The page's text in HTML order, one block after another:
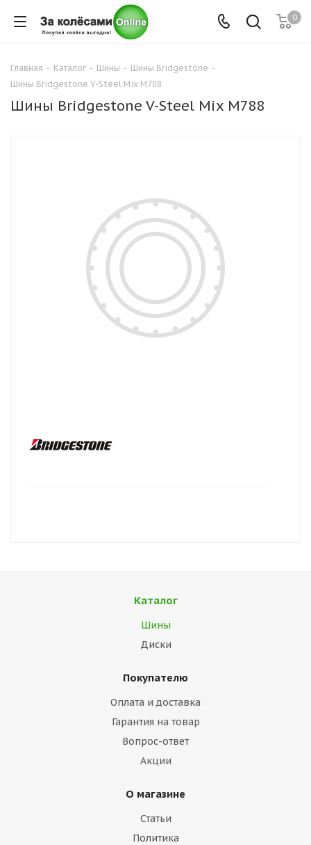
0
Главная - Каталог - Шины - Шины Bridgestone -
Шины Bridgestone V-Steel Mix M788
Шины Bridgestone V-Steel Mix M788
Каталог
Шины
Диски
Покупателю
Оплата и доставка
Гарантия на товар
Вопрос-ответ
Акции
О магазине
Статьи
Политика